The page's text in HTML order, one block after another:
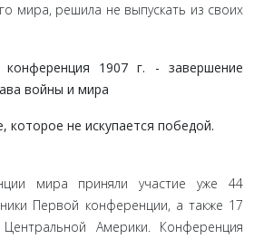
мира, решила не выпускать из сво­их
конференция 1907 г. - завершение
войны и мира
которое не искупается победой.
мира приняли участие уже 44
Первой конференции, а также 17
Америки. Конференция